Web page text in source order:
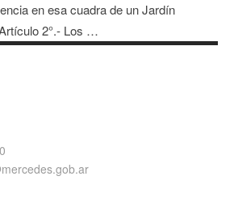
en esa cuadra de un Jardín
2°.- Los …